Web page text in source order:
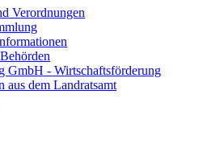
Verordnungen
GmbH - Wirtschaftsförderung
aus dem Landratsamt